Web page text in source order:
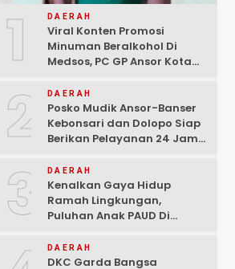
1 DAERAH
Viral Konten Promosi
Minuman Beralkohol Di
Medsos, PC GP Ansor Kota
Kota Dan Aparat Bertindak
Tegas!
2 DAERAH
Posko Mudik Ansor-Banser
Kebonsari dan Dolopo Siap
Berikan Pelayanan 24 Jam
3 DAERAH
Kenalkan Gaya Hidup
Ramah Lingkungan,
Puluhan Anak PAUD Di
Sampah
DAERAH
DKC Garda Bangsa